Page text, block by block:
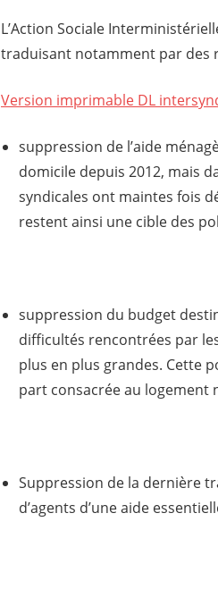
L’Action Sociale
traduisant notamment par des
Version imprimable DL
suppression de l’aide
domicile depuis 2012, mais
syndicales ont maintes fois
restent ainsi une cible des
suppression du budget
difficultés rencontrées par
plus en plus grandes. Cette
part consacrée au logement
Suppression de la dernière
d’agents d’une aide